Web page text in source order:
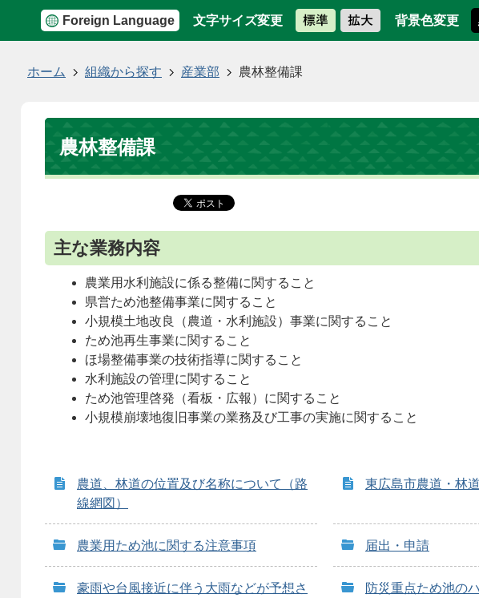
Foreign Language 文字サイズ変更 背景色変更
ホーム 組織から探す 産業部 農林整備課
農林整備課
主な業務内容
農業用水利施設に係る整備に関すること
県営ため池整備事業に関すること
小規模土地改良（農道・水利施設）事業に関すること
ため池再生事業に関すること
ほ場整備事業の技術指導に関すること
水利施設の管理に関すること
ため池管理啓発（看板・広報）に関すること
小規模崩壊地復旧事業の業務及び工事の実施に関すること
農道、林道の位置及び名称について（路
線網図）
東広島市農道・林
農業用ため池に関する注意事項 届出・申請
豪雨や台風接近に伴う大雨などが予想さ
防災重点ため池の